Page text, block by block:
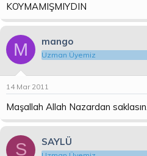
KOYMAMIŞMIYDIN
M mango
Uzman Üyemiz
14 Mar 2011
Maşallah Allah Nazardan saklasın...
S SAYLÜ